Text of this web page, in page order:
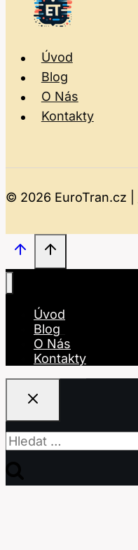
Úvod
Blog
O Nás
Kontakty
© 2026 EuroTran.cz |
Úvod
Blog
O Nás
Kontakty
Vyhledávání